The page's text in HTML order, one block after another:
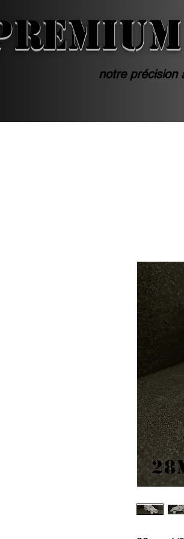
notre précision